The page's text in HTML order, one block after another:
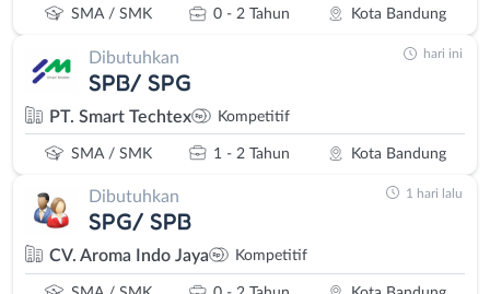
SMA / SMK 0 - 2 Tahun Kota Bandung
Dibutuhkan
SPB/ SPG
PT. Smart Techtex Kompetitif
SMA / SMK 1 - 2 Tahun Kota Bandung
hari ini
Dibutuhkan
SPG/ SPB
CV. Aroma Indo Jaya Kompetitif
1 hari lalu